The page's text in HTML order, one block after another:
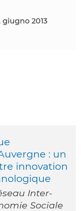
giugno 2013
: un
innovation
Inter-
Sociale